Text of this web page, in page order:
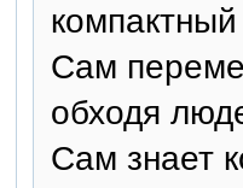
Сам
обходя
Сам знает